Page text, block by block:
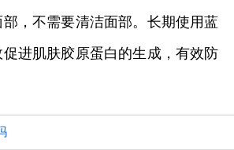
，不需要清洁面部。长期使用蓝
进肌肤胶原蛋白的生成，有效防